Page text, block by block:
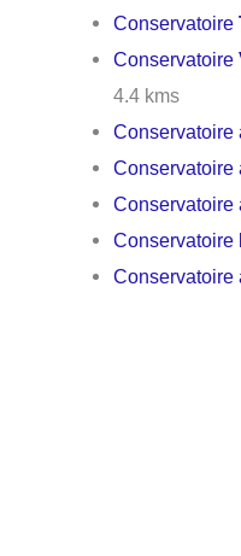
Conservatoire
Conservatoire
4.4 kms
Conservatoire
Conservatoire